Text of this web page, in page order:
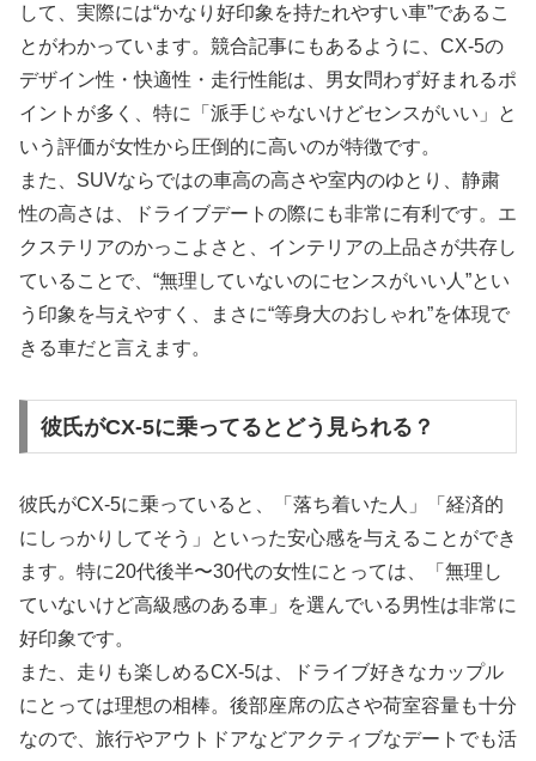
して、実際には“かなり好印象を持たれやすい車”であるこ
とがわかっています。競合記事にもあるように、CX-5の
デザイン性・快適性・走行性能は、男女問わず好まれるポ
イントが多く、特に「派手じゃないけどセンスがいい」と
いう評価が女性から圧倒的に高いのが特徴です。
また、SUVならではの車高の高さや室内のゆとり、静粛
性の高さは、ドライブデートの際にも非常に有利です。エ
クステリアのかっこよさと、インテリアの上品さが共存し
ていることで、“無理していないのにセンスがいい人”とい
う印象を与えやすく、まさに“等身大のおしゃれ”を体現で
きる車だと言えます。
彼氏がCX-5に乗ってるとどう見られる？
彼氏がCX-5に乗っていると、「落ち着いた人」「経済的
にしっかりしてそう」といった安心感を与えることができ
ます。特に20代後半〜30代の女性にとっては、「無理し
ていないけど高級感のある車」を選んでいる男性は非常に
好印象です。
また、走りも楽しめるCX-5は、ドライブ好きなカップル
にとっては理想の相棒。後部座席の広さや荷室容量も十分
なので、旅行やアウトドアなどアクティブなデートでも活